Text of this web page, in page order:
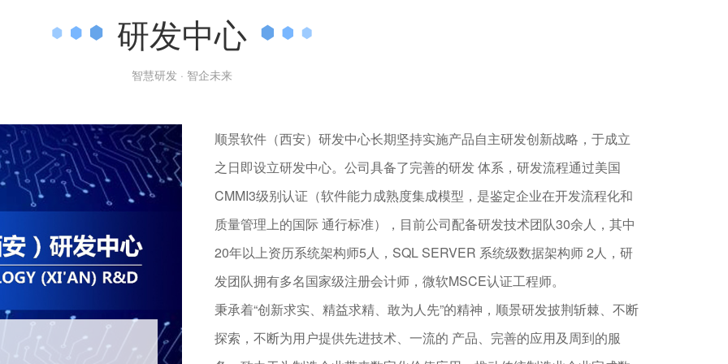
研发中心
智慧研发 · 智企未来
研发中心
顺景软件（西安）研发中心长期坚持实施产品自主研发创新战略，于成立
之日即设立研发中心。公司具备了完善的研发 体系，研发流程通过美国
CMMI3级别认证（软件能力成熟度集成模型，是鉴定企业在开发流程化和
质量管理上的国际 通行标准），目前公司配备研发技术团队30余人，其中
20年以上资历系统架构师5人，SQL SERVER 系统级数据架构师 2人，研
发团队拥有多名国家级注册会计师，微软MSCE认证工程师。
秉承着“创新求实、精益求精、敢为人先”的精神，顺景研发披荆斩棘、不断
探索，不断为用户提供先进技术、一流的 产品、完善的应用及周到的服